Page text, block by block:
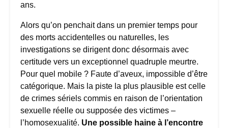
ans.
Alors qu’on penchait dans un premier temps pour
des morts accidentelles ou naturelles, les
investigations se dirigent donc désormais avec
certitude vers un exceptionnel quadruple meurtre.
Pour quel mobile ? Faute d’aveux, impossible d’être
catégorique. Mais la piste la plus plausible est celle
de crimes sériels commis en raison de l’orientation
sexuelle réelle ou supposée des victimes –
l’homosexualité. Une possible haine à l’encontre